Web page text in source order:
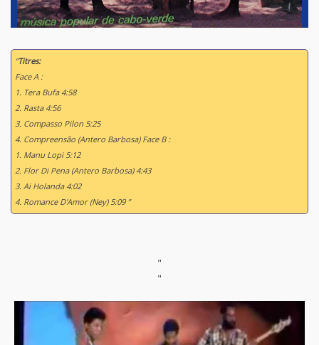
“Titres:
Face A :
1. Tera Bufa 4:58
2. Rasta 4:56
3. Compasso Pilon 5:25
4. Compreensão (Antero Barbosa) Face B :
1. Manu Lopi 5:12
2. Flor Di Pena (Antero Barbosa) 4:43
3. Ai Holanda 4:02
4. Romance D'Amor (Ney) 5:09 ”
"
"